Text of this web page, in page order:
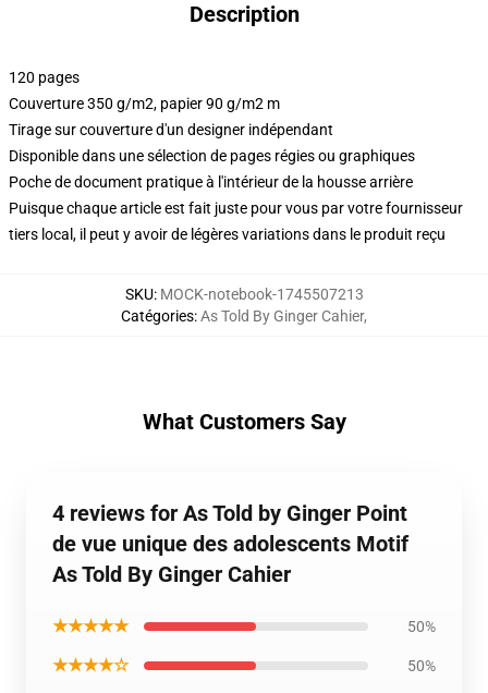
Description
120 pages
Couverture 350 g/m2, papier 90 g/m2 m
Tirage sur couverture d'un designer indépendant
Disponible dans une sélection de pages régies ou graphiques
Poche de document pratique à l'intérieur de la housse arrière
Puisque chaque article est fait juste pour vous par votre fournisseur
tiers local, il peut y avoir de légères variations dans le produit reçu
SKU: MOCK-notebook-1745507213
Catégories:As Told By Ginger Cahier,
What Customers Say
4 reviews for As Told by Ginger Point
de vue unique des adolescents Motif
As Told By Ginger Cahier
★★★★★ 50%
★★★★☆ 50%